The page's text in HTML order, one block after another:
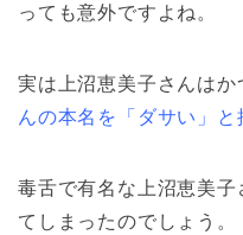
っても意外ですよね。
実は上沼恵美子さんは
んの本名を「ダサい」と
毒舌で有名な上沼恵美
てしまったのでしょう。